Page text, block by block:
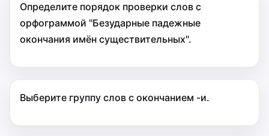
Определите порядок проверки слов с
орфограммой "Безударные падежные
окончания имён существительных".
Выберите группу слов с окончанием -и.